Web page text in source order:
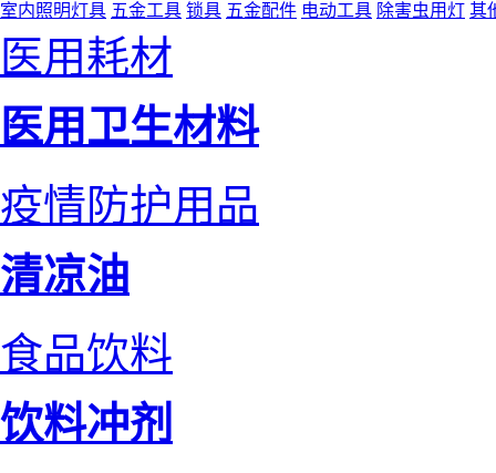
室内照明灯具 五金工具 锁具 五金配件 电动工具 除害虫用灯 其
医用耗材
医用卫生材料
疫情防护用品
清凉油
食品饮料
饮料冲剂